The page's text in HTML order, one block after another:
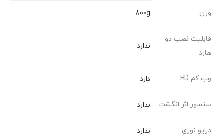
وزن 800g
قابلیت نصب دو
هارد
ندارد
وب کم HD دارد
سنسور اثر انگشت ندارد
درایو نوری ندارد